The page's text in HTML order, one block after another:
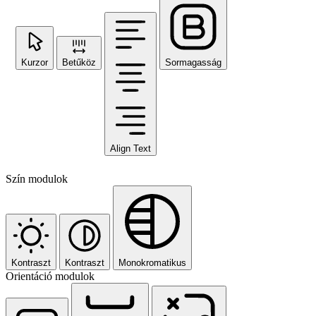
Kurzor Betűköz
Align Text
Sormagasság
Szín modulok
Kontraszt Kontraszt Monokromatikus
Orientáció modulok